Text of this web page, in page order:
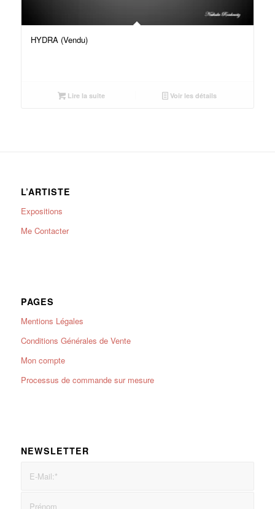
HYDRA (Vendu)
Lire la suite Voir les détails
L’ARTISTE
Expositions
Me Contacter
PAGES
Mentions Légales
Conditions Générales de Vente
Mon compte
Processus de commande sur mesure
NEWSLETTER